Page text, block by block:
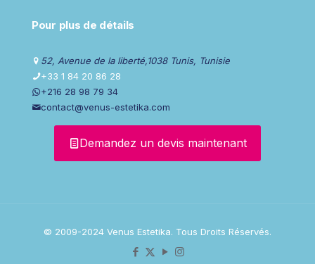
Pour plus de détails
52, Avenue de la liberté,1038 Tunis, Tunisie
+33 1 84 20 86 28
+216 28 98 79 34
contact@venus-estetika.com
Demandez un devis maintenant
© 2009-2024 Venus Estetika. Tous Droits Réservés.